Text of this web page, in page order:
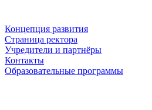
Концепция развития
Страница ректора
Учредители и партнёры
Контакты
Образовательные программы